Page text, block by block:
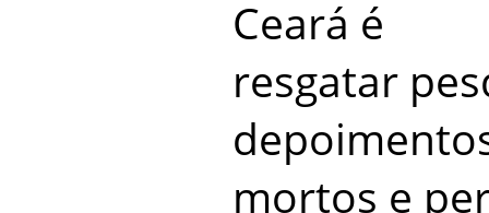
Ceará é
resgatar
mortos e